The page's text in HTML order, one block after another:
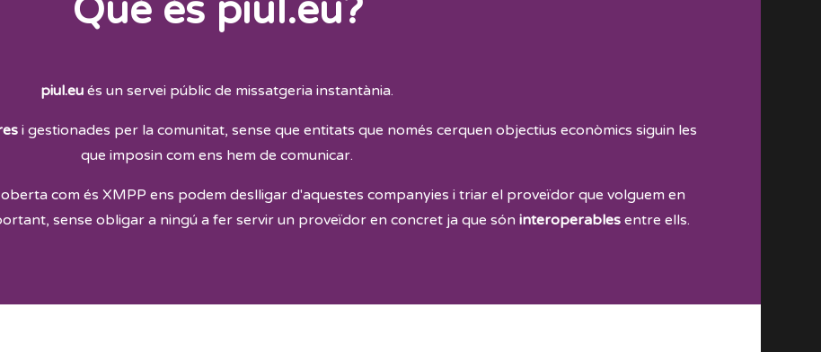
Què és piul.eu?
piul.eu és un servei públic de missatgeria instantània.
i gestionades per la comunitat, sense que entitats que només cerquen objectius econòmics siguin les
que imposin com ens hem de comunicar.
com és XMPP ens podem deslligar d'aquestes companyies i triar el proveïdor que volguem en
sense obligar a ningú a fer servir un proveïdor en concret ja que són interoperablesentre ells.